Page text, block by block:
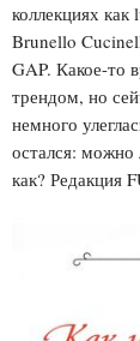
коллекциях
Brunello
GAP. Какое-то
трендом, но
немного
остался: можно
как? Редакция